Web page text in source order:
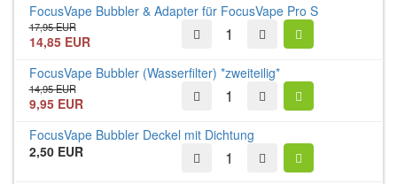
FocusVape Bubbler & Adapter für FocusVape Pro S
17,95 EUR
14,85 EUR
FocusVape Bubbler (Wasserfilter) *zweiteilig*
14,95 EUR
9,95 EUR
FocusVape Bubbler Deckel mit Dichtung
2,50 EUR